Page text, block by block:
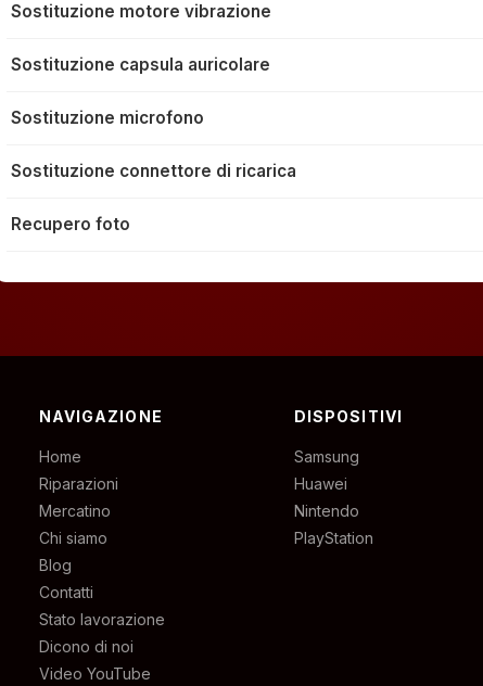
Sostituzione motore vibrazione
Sostituzione capsula auricolare
Sostituzione microfono
Sostituzione connettore di ricarica
Recupero foto
NAVIGAZIONE
Home
Riparazioni
Mercatino
Chi siamo
Blog
Contatti
Stato lavorazione
Dicono di noi
Video YouTube
DISPOSITIVI
Samsung
Huawei
Nintendo
PlayStation